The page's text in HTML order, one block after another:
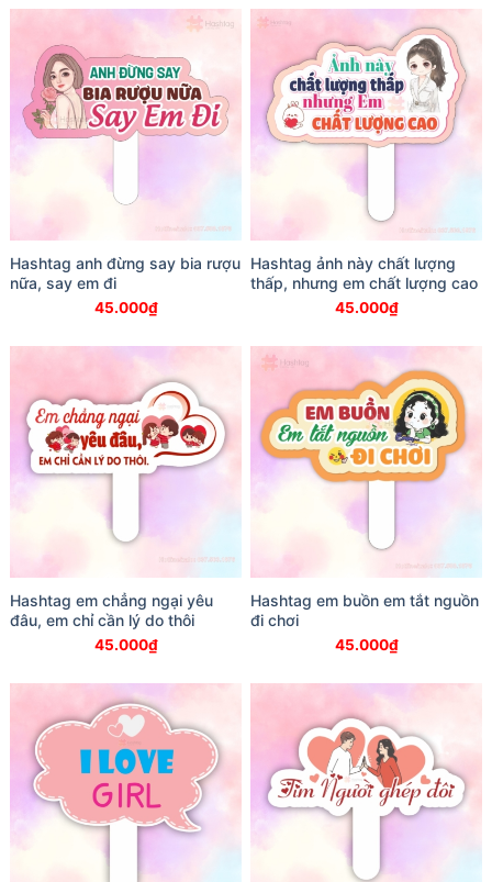
Hashtag anh đừng say bia rượu
nữa, say em đi
45.000₫
Hashtag ảnh này chất lượng
thấp, nhưng em chất lượng cao
45.000₫
Hashtag em chẳng ngại yêu
đâu, em chỉ cần lý do thôi
45.000₫
Hashtag em buồn em tắt nguồn
đi chơi
45.000₫